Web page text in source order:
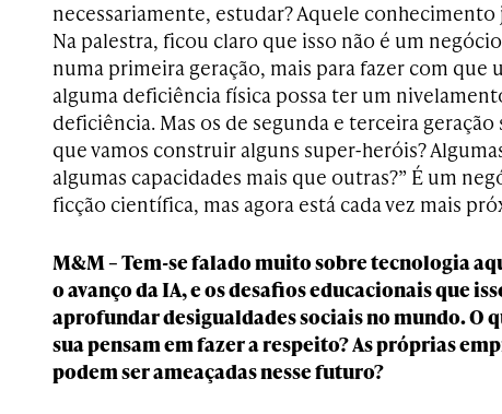
necessariamente, estudar? Aquele
Na palestra, ficou claro que isso não é um
numa primeira geração, mais para fazer com que
alguma deficiência física possa ter um
deficiência. Mas os de segunda e terceira geração
que vamos construir alguns super-heróis?
algumas capacidades mais que outras?” É um
ficção científica, mas agora está cada vez mais
M&M – Tem-se falado muito sobre tecnologia
o avanço da IA, e os desafios educacionais que
aprofundar desigualdades sociais no mundo. O
sua pensam em fazer a respeito? As próprias
podem ser ameaçadas nesse futuro?